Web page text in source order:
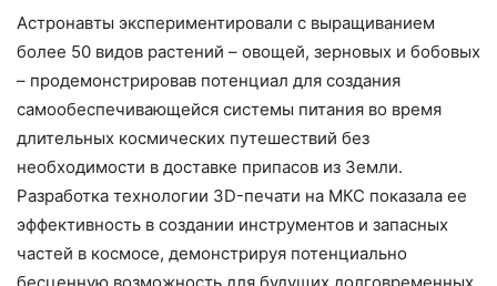
Астронавты экспериментировали с выращиванием
более 50 видов растений – овощей, зерновых и бобовых
– продемонстрировав потенциал для создания
самообеспечивающейся системы питания во время
длительных космических путешествий без
необходимости в доставке припасов из Земли.
Разработка технологии 3D-печати на МКС показала ее
эффективность в создании инструментов и запасных
частей в космосе, демонстрируя потенциально